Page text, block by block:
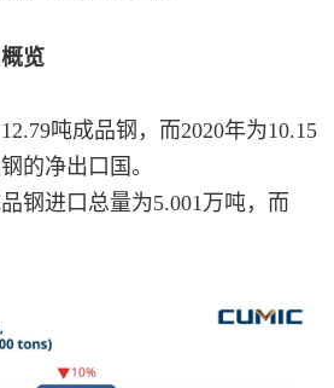
览
吨成品钢，而2020年为10.15
的净出口国。
钢进口总量为5.001万吨，而